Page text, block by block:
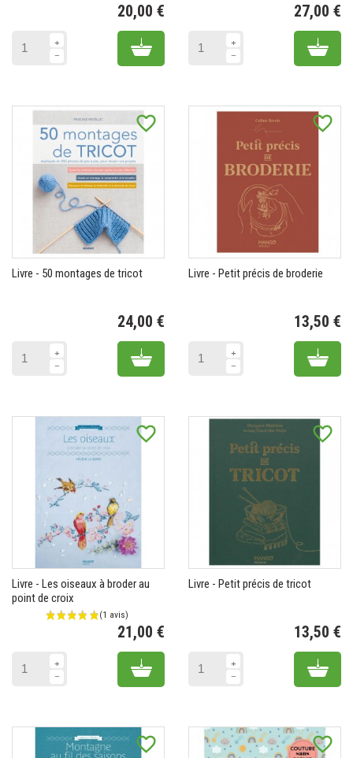
20,00 €
Add to cart
27,00 €
Add
favorite_border
Livre - 50 montages de tricot
24,00 €
Add to cart
favorite_border
Livre - Petit précis de broderie
13,50 €
Add
favorite_border
Livre - Les oiseaux à broder au
point de croix
21,00 €
Add to cart
favorite_border
Livre - Petit précis de tricot
13,50 €
Add
favorite_border favorite_border